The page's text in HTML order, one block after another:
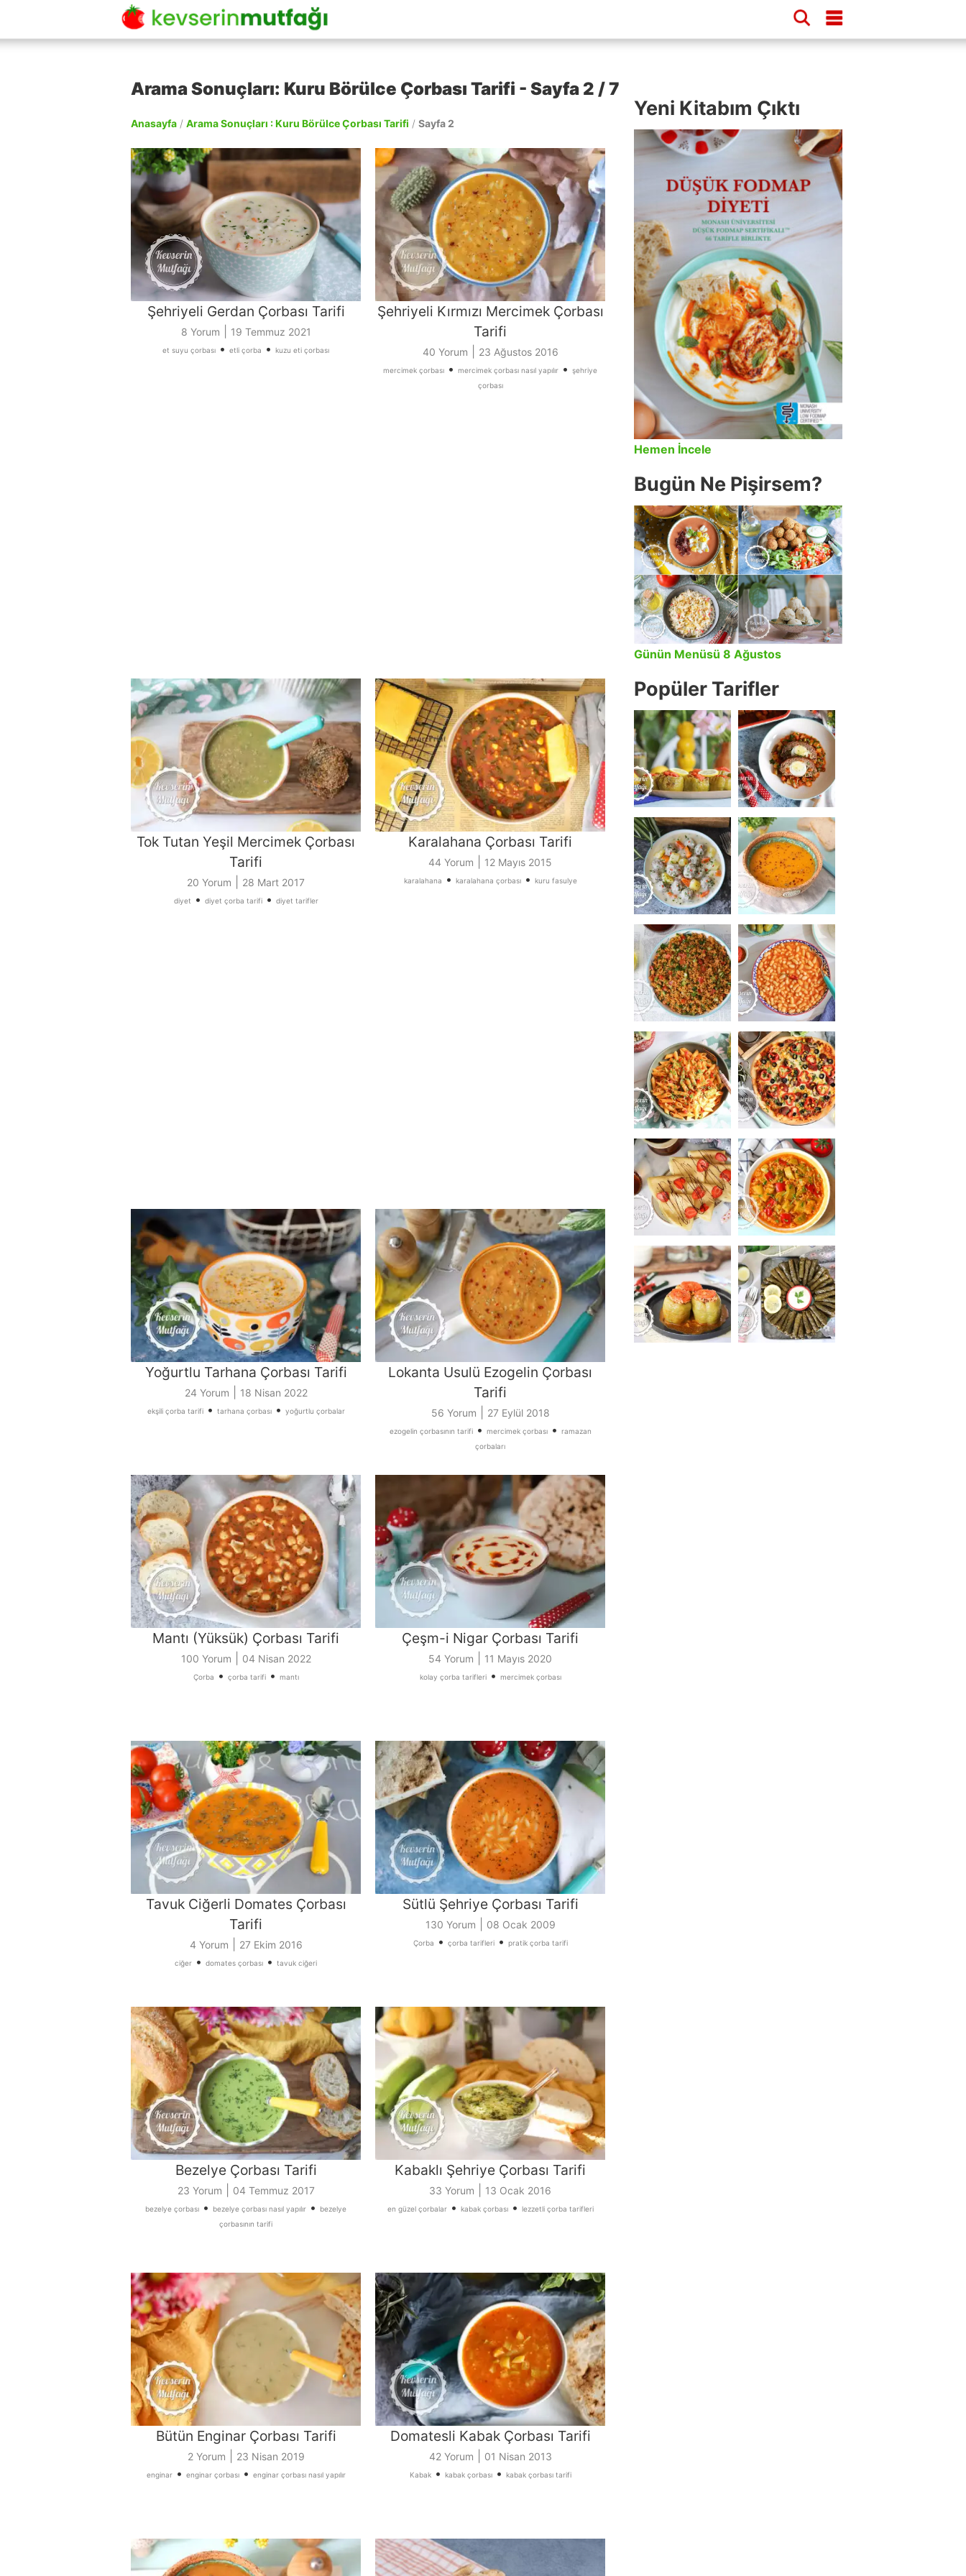
Arama Sonuçları: Kuru Börülce Çorbası Tarifi - Sayfa 2 / 7
Anasayfa / Arama Sonuçları : Kuru Börülce Çorbası Tarifi / Sayfa 2
Şehriyeli Gerdan Çorbası Tarifi
8 Yorum 19 Temmuz 2021
et suyu çorbası • etli çorba • kuzu eti çorbası
Şehriyeli Kırmızı Mercimek Çorbası
Tarifi
40 Yorum 23 Ağustos 2016
mercimek çorbası • mercimek çorbası nasıl yapılır •
şehriye
çorbası
Tok Tutan Yeşil Mercimek Çorbası
Tarifi
20 Yorum 28 Mart 2017
diyet • diyet çorba tarifi• diyet tarifler
Karalahana Çorbası Tarifi
44 Yorum 12 Mayıs 2015
karalahana • karalahana çorbası• kuru fasulye
Yoğurtlu Tarhana Çorbası Tarifi
24 Yorum 18 Nisan 2022
ekşili çorba tarifi• tarhana çorbası• yoğurtlu çorbalar
Lokanta Usulü Ezogelin Çorbası
Tarifi
56 Yorum 27 Eylül 2018
ezogelin çorbasının tarifi• mercimek çorbası• ramazan
çorbaları
Mantı (Yüksük) Çorbası Tarifi
100 Yorum 04 Nisan 2022
Çorba • çorba tarifi• mantı
Çeşm-i Nigar Çorbası Tarifi
54 Yorum 11 Mayıs 2020
kolay çorba tarifleri• mercimek çorbası
Tavuk Ciğerli Domates Çorbası
Tarifi
4 Yorum 27 Ekim 2016
ciğer • domates çorbası • tavuk ciğeri
Sütlü Şehriye Çorbası Tarifi
130 Yorum 08 Ocak 2009
Çorba • çorba tarifleri• pratik çorba tarifi
Bezelye Çorbası Tarifi
23 Yorum 04 Temmuz 2017
bezelye çorbası • bezelye çorbası nasıl yapılır •
bezelye
çorbasının tarifi
Kabaklı Şehriye Çorbası Tarifi
33 Yorum 13 Ocak 2016
en güzel çorbalar• kabak çorbası• lezzetli çorba tarifleri
Bütün Enginar Çorbası Tarifi
2 Yorum 23 Nisan 2019
enginar• enginar çorbası• enginar çorbası nasıl yapılır
Domatesli Kabak Çorbası Tarifi
42 Yorum 01 Nisan 2013
Kabak• kabak çorbası• kabak çorbası tarifi
Yeni Kitabım Çıktı
Hemen İncele
Bugün Ne Pişirsem?
Günün Menüsü 8 Ağustos
Popüler Tarifler